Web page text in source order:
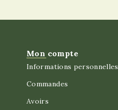
Mon compte
Informations personnelles
Commandes
Avoirs